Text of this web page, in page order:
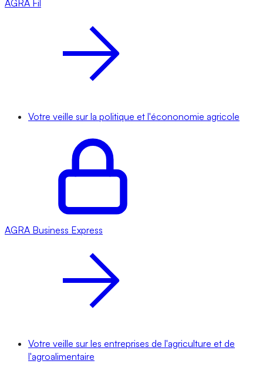
AGRA Fil
Votre veille sur la politique et l'écononomie agricole
AGRA Business Express
Votre veille sur les entreprises de l'agriculture et de
l'agroalimentaire